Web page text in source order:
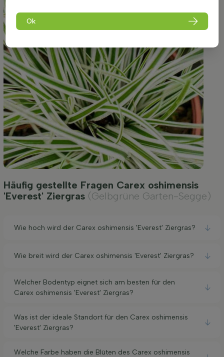
Häufig gestellte Fragen Carex oshimensis
'Everest' Ziergras (Gelbgrüne Garten-Segge)
Wie hoch wird der Carex oshimensis 'Everest' Ziergras?
Wie breit wird der Carex oshimensis 'Everest' Ziergras?
Welcher Bodentyp eignet sich am besten für den
Carex oshimensis 'Everest' Ziergras?
Was ist der ideale Standort für den Carex oshimensis
'Everest' Ziergras?
Welche Farbe haben die Blüten des Carex oshimensis
Ok